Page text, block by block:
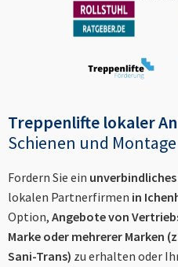
Treppenlifte lokaler
Schienen und Montage
Fordern Sie ein
lokalen Partnerfirmen in
Option, Angebote von
Marke oder mehrerer Marken
Sani-Trans) zu erhalten oder